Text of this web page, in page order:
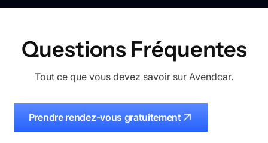
Questions Fréquentes
Tout ce que vous devez savoir sur Avendcar.
Prendre rendez-vous gratuitement